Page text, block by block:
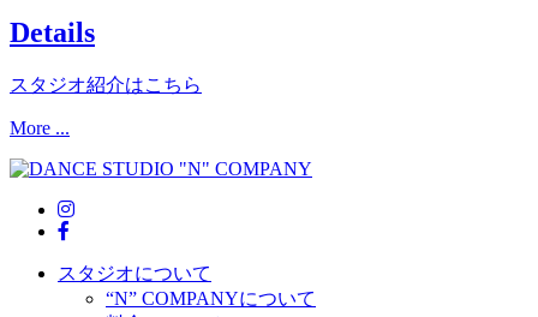
Details
スタジオ紹介はこちら
More ...
スタジオについて
“N” COMPANYについて